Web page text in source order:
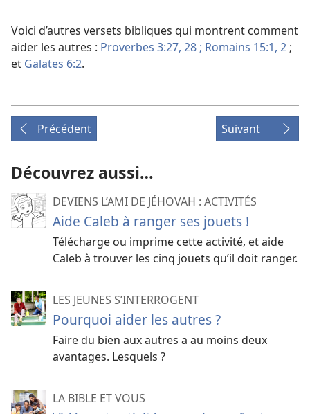
Voici d’autres versets bibliques qui montrent comment
aider les autres : Proverbes 3:27, 28 ; Romains 15:1, 2 ;
et Galates 6:2.
Précédent Suivant
Découvrez aussi…
DEVIENS L’AMI DE JÉHOVAH : ACTIVITÉS
Aide Caleb à ranger ses jouets !
Télécharge ou imprime cette activité, et aide
Caleb à trouver les cinq jouets qu’il doit ranger.
LES JEUNES S’INTERROGENT
Pourquoi aider les autres ?
Faire du bien aux autres a au moins deux
avantages. Lesquels ?
LA BIBLE ET VOUS